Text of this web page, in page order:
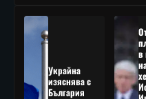
Украйна
изяснява с
България
в